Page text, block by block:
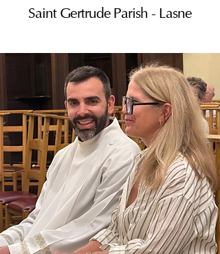
Saint Gertrude Parish - Lasne